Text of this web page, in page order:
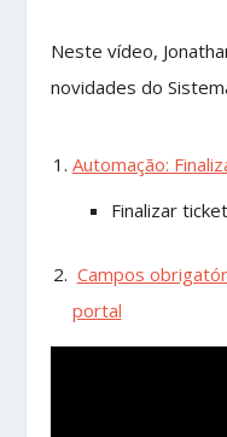
Neste vídeo,
novidades do
Automação:
Finalizar
Campos
portal